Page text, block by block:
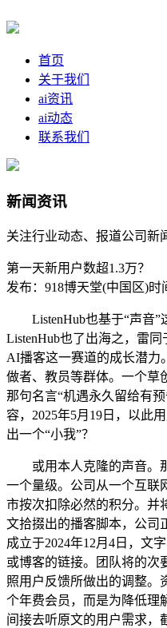
首页
关于我们
ai资讯
ai动态
联系我们
新闻资讯
关注行业动态、报道公司新
第一天新用户数超1.3万？
发布：918博天堂(中国区)时
ListenHub也基于“声音”
ListenHub也了出海之，雷
AI播客这一赛道的成长潜力
做者、教员等群体。一个草
那句名言“机遇永久留给有
容，2025年5月19日，以此
出一个“小我”？
或用本人克隆的声音。
一个量级。公司从一个互联
市按次扣除必然的积分。并
文拾掇出的播客脚本，公司
成立于2024年12月4日，文
或博客的链接。团队将的次
照用户反馈所做出的调整。
个年费会员，而是为降低理
间接去听原文的用户需求，